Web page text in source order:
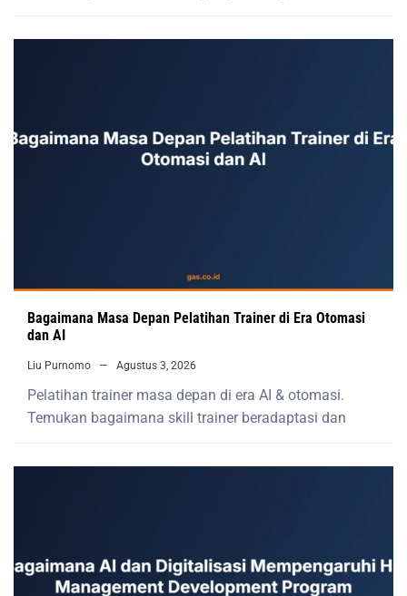
Bagaimana Masa Depan Pelatihan Trainer di Era Otomasi
dan AI
Liu Purnomo Agustus 3, 2026
Pelatihan trainer masa depan di era AI & otomasi.
Temukan bagaimana skill trainer beradaptasi dan